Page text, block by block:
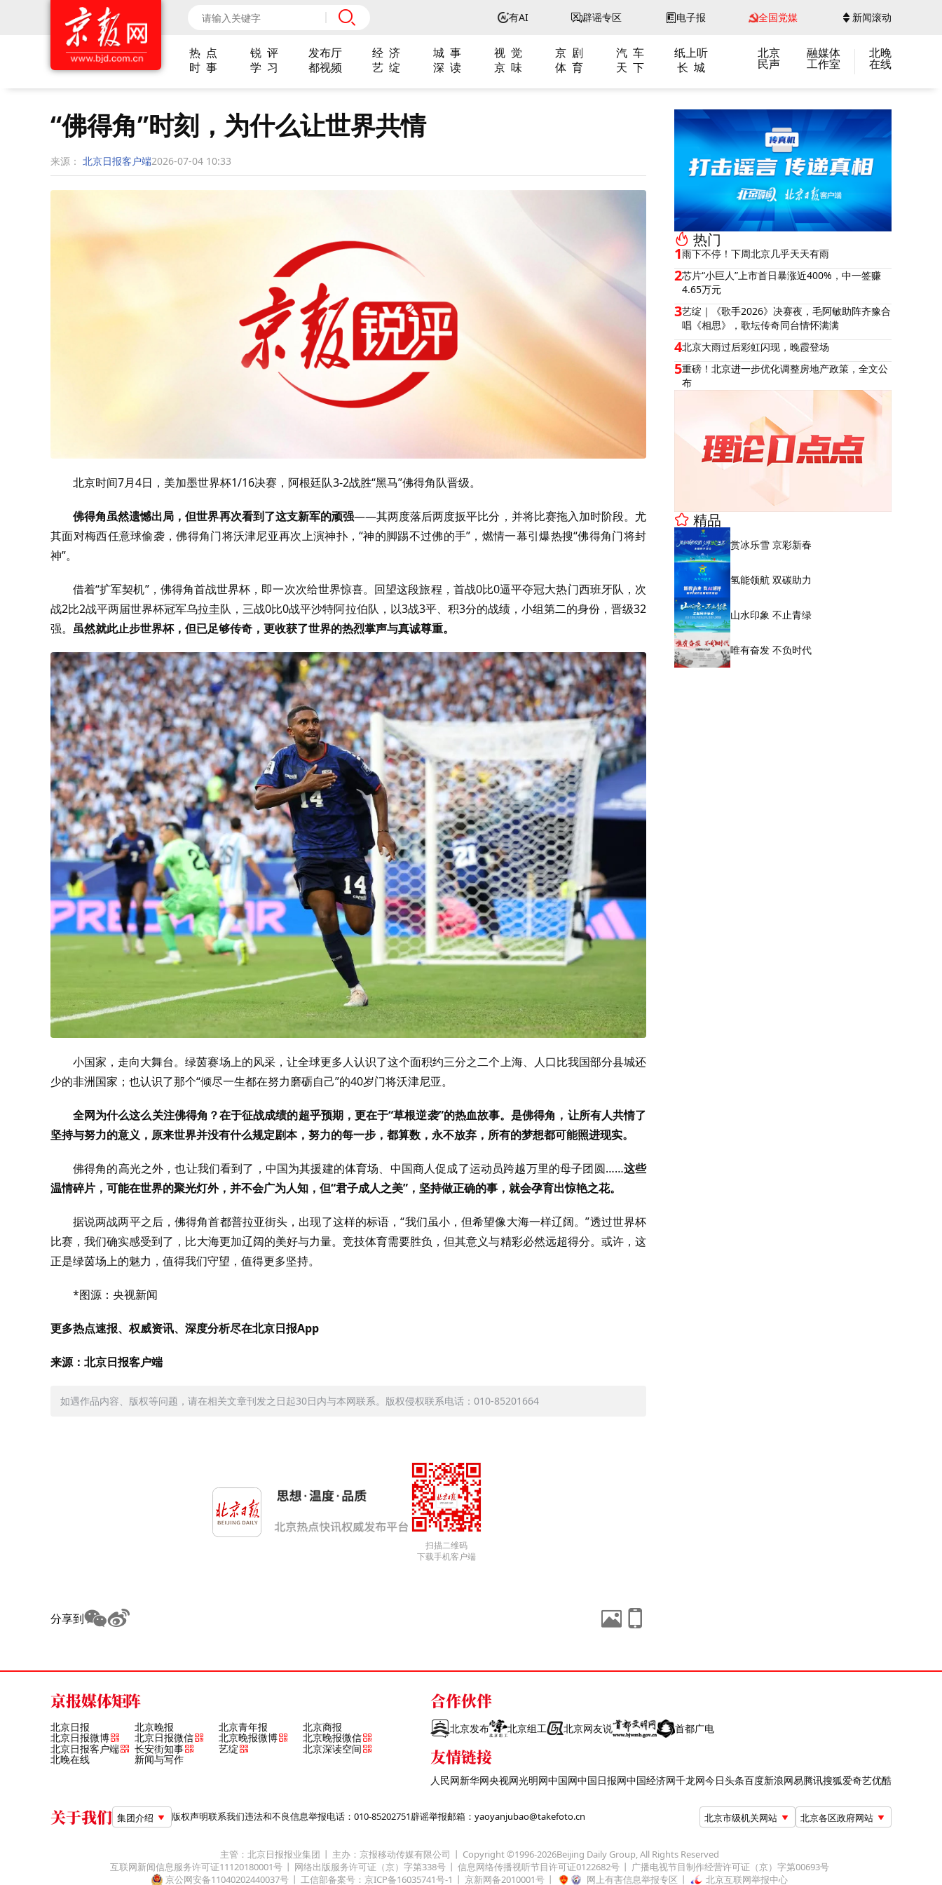
有AI 辟谣专区 电子报 全国党媒 新闻滚动
热 点 锐 评 发布厅 经 济 城 事 视 觉 京 剧 汽 车
纸上听
时 事
学 习 都视频 艺 绽 深 读 京 味 体 育 天 下 长 城
北京
民声
融媒体
工作室
北晚
在线
“佛得角”时刻，为什么让世界共情
来源： 北京日报客户端2026-07-04 10:33
北京时间7月4日，美加墨世界杯1/16决赛，阿根廷队3-2战胜“黑马”佛得角队晋级。
佛得角虽然遗憾出局，但世界再次看到了这支新军的顽强——其两度落后两度扳平比分，并将比赛拖入加时阶段。尤
其面对梅西任意球偷袭，佛得角门将沃津尼亚再次上演神扑，“神的脚踢不过佛的手”，燃情一幕引爆热搜“佛得角门将封
神”。
借着“扩军契机”，佛得角首战世界杯，即一次次给世界惊喜。回望这段旅程，首战0比0逼平夺冠大热门西班牙队，次
战2比2战平两届世界杯冠军乌拉圭队，三战0比0战平沙特阿拉伯队，以3战3平、积3分的战绩，小组第二的身份，晋级32
强。 虽然就此止步世界杯，但已足够传奇，更收获了世界的热烈掌声与真诚尊重。
小国家，走向大舞台。绿茵赛场上的风采，让全球更多人认识了这个面积约三分之二个上海、人口比我国部分县城还
少的非洲国家；也认识了那个“倾尽一生都在努力磨砺自己”的40岁门将沃津尼亚。
全网为什么这么关注佛得角？在于征战成绩的超乎预期，更在于“草根逆袭”的热血故事。是佛得角，让所有人共情了
坚持与努力的意义，原来世界并没有什么规定剧本，努力的每一步，都算数，永不放弃，所有的梦想都可能照进现实。
佛得角的高光之外，也让我们看到了，中国为其援建的体育场、中国商人促成了运动员跨越万里的母子团圆……这些
温情碎片，可能在世界的聚光灯外，并不会广为人知，但“君子成人之美”，坚持做正确的事，就会孕育出惊艳之花。
据说两战两平之后，佛得角首都普拉亚街头，出现了这样的标语，“我们虽小，但希望像大海一样辽阔。”透过世界杯
比赛，我们确实感受到了，比大海更加辽阔的美好与力量。竞技体育需要胜负，但其意义与精彩必然远超得分。或许，这
正是绿茵场上的魅力，值得我们守望，值得更多坚持。
*图源：央视新闻
更多热点速报、权威资讯、深度分析尽在北京日报App
来源：北京日报客户端
如遇作品内容、版权等问题，请在相关文章刊发之日起30日内与本网联系。版权侵权联系电话：010-85201664
扫描二维码
下载手机客户端
分享到
热门
1雨下不停！下周北京几乎天天有雨
2芯片“小巨人”上市首日暴涨近400%，中一签赚
4.65万元
3艺绽｜《歌手2026》决赛夜，毛阿敏助阵齐豫合
唱《相思》，歌坛传奇同台情怀满满
4北京大雨过后彩虹闪现，晚霞登场
5重磅！北京进一步优化调整房地产政策，全文公
布
精品
赏冰乐雪 京彩新春
氢能领航 双碳助力
山水印象 不止青绿
唯有奋发 不负时代
京报媒体矩阵
北京日报 北京晚报 北京青年报 北京商报
北京日报微博 北京日报微信 北京晚报微博
北京晚报微信
北京日报客户端
长安街知事 艺绽 北京深读空间
北晚在线 新闻与写作
合作伙伴
北京发布 北京组工 北京网友说 首都广电
友情链接
人民网新华网央视网光明网中国网中国日报网中国经济网千龙网今日头条百度新浪网易腾讯搜狐爱奇艺优酷
关于我们 集团介绍 版权声明联系我们违法和不良信息举报电话：010-85202751辟谣举报邮箱：yaoyanjubao@takefoto.cn 北京市级机关网站 北京各区政府网站
主管：北京日报报业集团 主办：京报移动传媒有限公司 Copyright ©1996-2026Beijing Daily Group, All Rights Reserved
互联网新闻信息服务许可证11120180001号
网络出版服务许可证（京）字第338号 信息网络传播视听节目许可证0122682号
广播电视节目制作经营许可证（京）字第00693号
京公网安备11040202440037号
工信部备案号：京ICP备16035741号-1 京新网备2010001号 网上有害信息举报专区 北京互联网举报中心